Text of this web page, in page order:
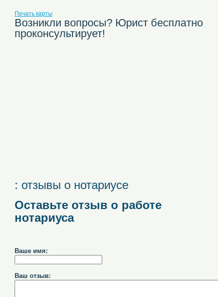
Печать карты
Возникли вопросы? Юрист бесплатно
проконсультирует!
: отзывы о нотариусе
Оставьте отзыв о работе
нотариуса
Ваше имя:
Ваш отзыв: